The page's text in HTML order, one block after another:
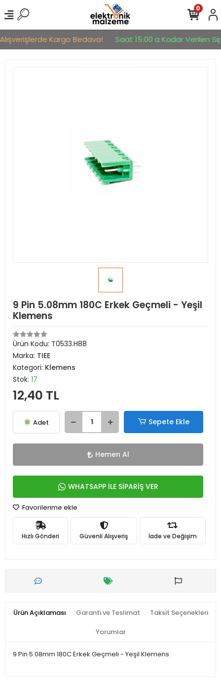
Kargo Bedava! Saat 15:00 a Kadar Verilen
0
9 Pin 5.08mm 180C Erkek Geçmeli - Yeşil
Klemens
Ürün Kodu: T0533.H88
Marka: TIEE
Kategori: Klemens
Stok: 17
12,40 TL
Adet Sepete Ekle
Hemen Al
WHATSAPP İLE SİPARİŞ VER
Favorilerime ekle
Hızlı Gönderi Güvenli Alışveriş İade ve Değişim
Ürün Açıklaması Garanti ve Teslimat Taksit Seçenekleri
Yorumlar
9 Pin 5.08mm 180C Erkek Geçmeli - Yeşil Klemens